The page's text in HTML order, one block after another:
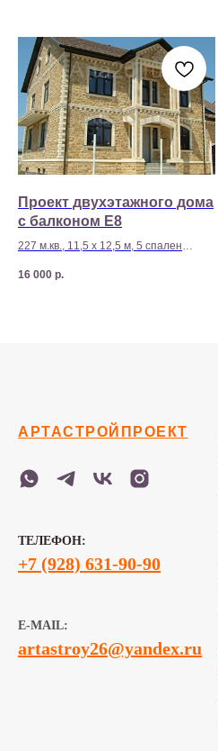
Проект двухэтажного дома
с балконом E8
227 м.кв., 11,5 х 12,5 м, 5 спален
000 р
16 000 р.
АРТАСТРОЙПРОЕКТ
ТЕЛЕФОН:
+7 (928) 631-90-90
E-MAIL:
artastroy26@yandex.ru